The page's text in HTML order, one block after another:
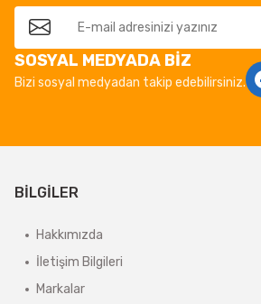
SOSYAL MEDYADA BİZ
Bizi sosyal medyadan takip edebilirsiniz.
BİLGİLER
Hakkımızda
İletişim Bilgileri
Markalar